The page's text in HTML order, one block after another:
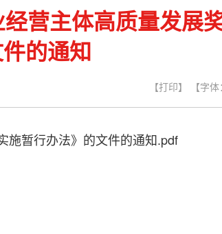
营主体高质量发展
的通知
【打印】 【字体：
施暂行办法》的文件的通知.pdf